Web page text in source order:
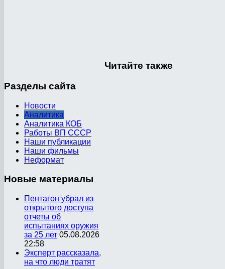
Читайте также
Разделы сайта
Новости
Аналитика
Аналитика КОБ
Работы ВП СССР
Наши публикации
Наши фильмы
Неформат
Новые материалы
Пентагон убрал из
открытого доступа
отчеты об
испытаниях оружия
за 25 лет 05.08.2026
22:58
Эксперт рассказала,
на что люди тратят